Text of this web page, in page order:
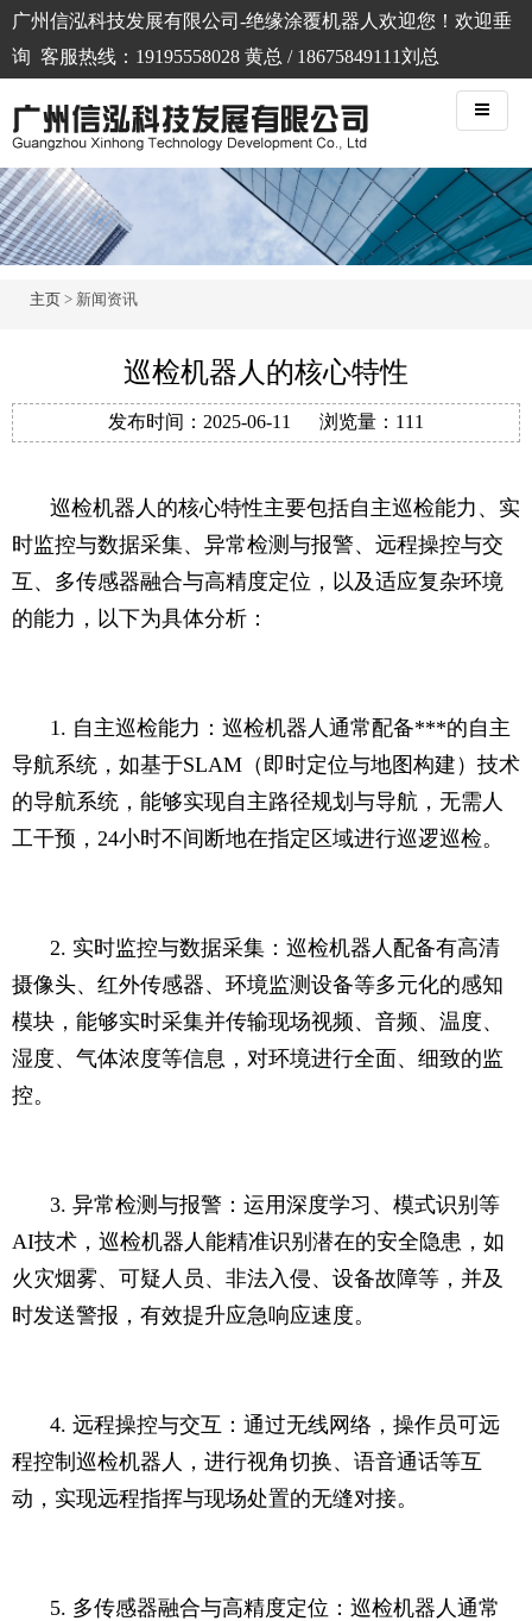
广州信泓科技发展有限公司-绝缘涂覆机器人欢迎您！欢迎垂
询 客服热线：19195558028 黄总 / 18675849111刘总
主页 > 新闻资讯
巡检机器人的核心特性
发布时间： 2025-06-11 浏览量： 111
巡检机器人的核心特性主要包括自主巡检能力、实
时监控与数据采集、异常检测与报警、远程操控与交
互、多传感器融合与高精度定位，以及适应复杂环境
的能力，以下为具体分析：
1. 自主巡检能力：巡检机器人通常配备***的自主
导航系统，如基于SLAM（即时定位与地图构建）技术
的导航系统，能够实现自主路径规划与导航，无需人
工干预，24小时不间断地在指定区域进行巡逻巡检。
2. 实时监控与数据采集：巡检机器人配备有高清
摄像头、红外传感器、环境监测设备等多元化的感知
模块，能够实时采集并传输现场视频、音频、温度、
湿度、气体浓度等信息，对环境进行全面、细致的监
控。
3. 异常检测与报警：运用深度学习、模式识别等
AI技术，巡检机器人能精准识别潜在的安全隐患，如
火灾烟雾、可疑人员、非法入侵、设备故障等，并及
时发送警报，有效提升应急响应速度。
4. 远程操控与交互：通过无线网络，操作员可远
程控制巡检机器人，进行视角切换、语音通话等互
动，实现远程指挥与现场处置的无缝对接。
5. 多传感器融合与高精度定位：巡检机器人通常